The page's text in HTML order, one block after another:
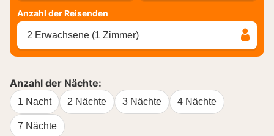
Anzahl der Reisenden
2 Erwachsene (1 Zimmer)
Anzahl der Nächte:
1 Nacht 2 Nächte 3 Nächte 4 Nächte
7 Nächte